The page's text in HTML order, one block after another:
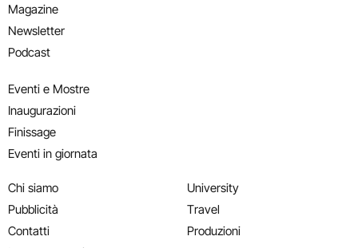
Magazine
Newsletter
Podcast
Eventi e Mostre
Inaugurazioni
Finissage
Eventi in giornata
Chi siamo
Pubblicità
Contatti
University
Travel
Produzioni